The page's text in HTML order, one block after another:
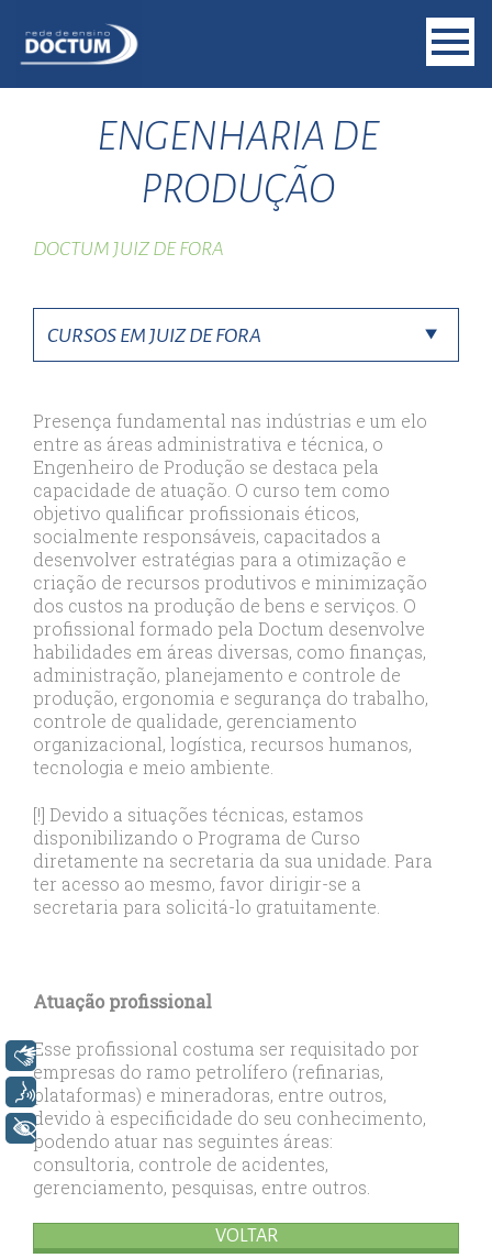
ENGENHARIA DE
PRODUÇÃO
DOCTUM JUIZ DE FORA
Presença fundamental nas indústrias e um elo
entre as áreas administrativa e técnica, o
Engenheiro de Produção se destaca pela
capacidade de atuação. O curso tem como
objetivo qualificar profissionais éticos,
socialmente responsáveis, capacitados a
desenvolver estratégias para a otimização e
criação de recursos produtivos e minimização
dos custos na produção de bens e serviços. O
profissional formado pela Doctum desenvolve
habilidades em áreas diversas, como finanças,
administração, planejamento e controle de
produção, ergonomia e segurança do trabalho,
controle de qualidade, gerenciamento
organizacional, logística, recursos humanos,
tecnologia e meio ambiente.
[!] Devido a situações técnicas, estamos
disponibilizando o Programa de Curso
diretamente na secretaria da sua unidade. Para
ter acesso ao mesmo, favor dirigir-se a
secretaria para solicitá-lo gratuitamente.
Atuação profissional
Esse profissional costuma ser requisitado por
empresas do ramo petrolífero (refinarias,
plataformas) e mineradoras, entre outros,
devido à especificidade do seu conhecimento,
podendo atuar nas seguintes áreas:
consultoria, controle de acidentes,
gerenciamento, pesquisas, entre outros.
VOLTAR
Libras
Voz
+ Acessibilidade